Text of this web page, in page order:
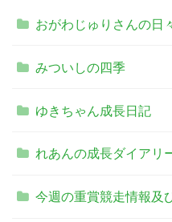
おがわじゅりさんの日
みついしの四季
ゆきちゃん成長日記
れあんの成長ダイアリ
今週の重賞競走情報及